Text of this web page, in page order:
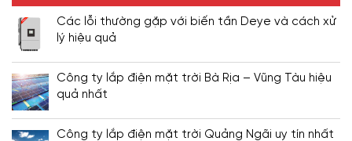
Các lỗi thường gặp với biến tần Deye và cách xử
lý hiệu quả
Công ty lắp điện mặt trời Bà Rịa – Vũng Tàu hiệu
quả nhất
Công ty lắp điện mặt trời Quảng Ngãi uy tín nhất